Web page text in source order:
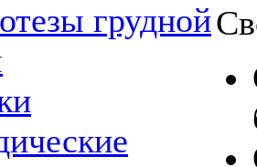
грудной